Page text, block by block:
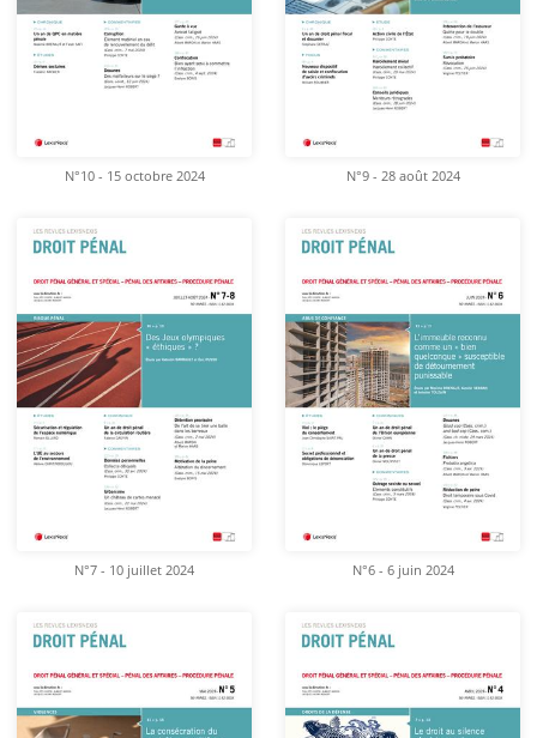
N°10 - 15 octobre 2024 N°9 - 28 août 2024
N°7 - 10 juillet 2024 N°6 - 6 juin 2024